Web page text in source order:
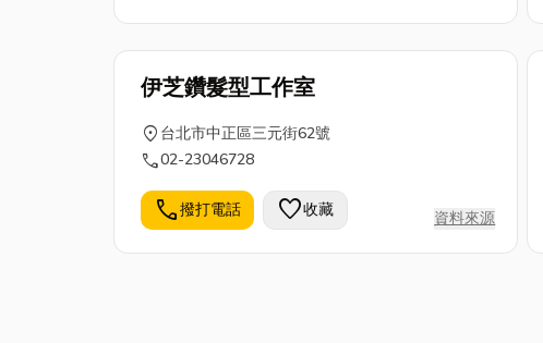
伊芝鑽髮型工作室
location_on 台北市中正區三元街62號
call02-23046728
call撥打電話 favorite收藏 資料來源